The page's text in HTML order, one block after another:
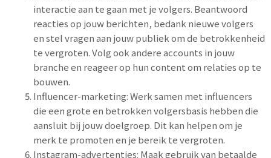
interactie aan te gaan met je volgers. Beantwoord
reacties op jouw berichten, bedank nieuwe volgers
en stel vragen aan jouw publiek om de betrokkenheid
te vergroten. Volg ook andere accounts in jouw
branche en reageer op hun content om relaties op te
bouwen.
Influencer-marketing: Werk samen met influencers
die een grote en betrokken volgersbasis hebben die
aansluit bij jouw doelgroep. Dit kan helpen om je
merk te promoten en je bereik te vergroten.
Instagram-advertenties: Maak gebruik van betaalde